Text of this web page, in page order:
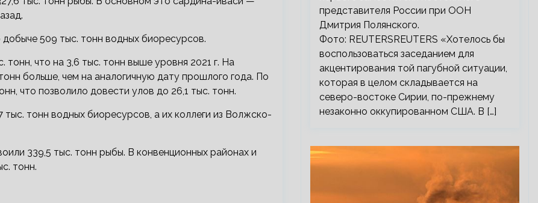
509 тыс. тонн водных биоресурсов.
что на 3,6 тыс. тонн выше уровня 2021 г. На
больше, чем на аналогичную дату прошлого года. По
что позволило довести улов до 26,1 тыс. тонн.
тонн водных биоресурсов, а их коллеги из Волжско-
339,5 тыс. тонн рыбы. В конвенционных районах и
тонн.
представителя России при ООН
Дмитрия Полянского.
Фото: REUTERSREUTERS «Хотелось бы
воспользоваться заседанием для
акцентирования той пагубной ситуации,
которая в целом складывается на
северо-востоке Сирии, по-прежнему
незаконно оккупированном США. В […]